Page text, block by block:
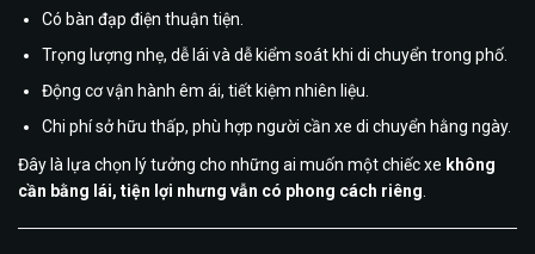
Có bàn đạp điện thuận tiện.
Trọng lượng nhẹ, dễ lái và dễ kiểm soát khi di chuyển trong phố.
Động cơ vận hành êm ái, tiết kiệm nhiên liệu.
Chi phí sở hữu thấp, phù hợp người cần xe di chuyển hằng ngày.
Đây là lựa chọn lý tưởng cho những ai muốn một chiếc xe không
cần bằng lái, tiện lợi nhưng vẫn có phong cách riêng